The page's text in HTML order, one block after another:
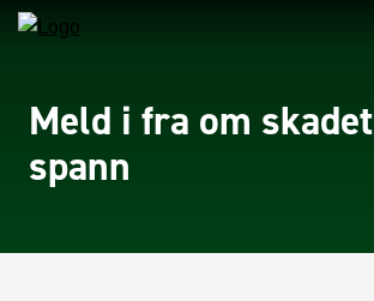
Meld i fra om skadet
spann